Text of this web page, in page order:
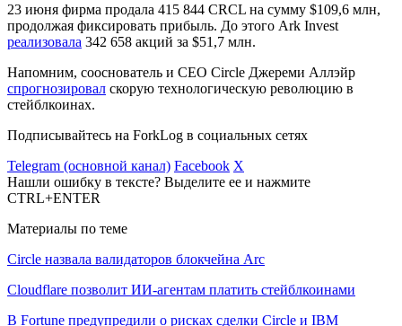
23 июня фирма продала 415 844 CRCL на сумму $109,6 млн,
продолжая фиксировать прибыль. До этого Ark Invest
реализовала 342 658 акций за $51,7 млн.
Напомним, сооснователь и CEO Circle Джереми Аллэйр
спрогнозировал скорую технологическую революцию в
стейблкоинах.
Подписывайтесь на ForkLog в социальных сетях
Telegram (основной канал) Facebook X
Нашли ошибку в тексте? Выделите ее и нажмите
CTRL+ENTER
Материалы по теме
Circle назвала валидаторов блокчейна Arc
Cloudflare позволит ИИ-агентам платить стейблкоинами
В Fortune предупредили о рисках сделки Circle и IBM